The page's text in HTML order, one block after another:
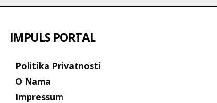
IMPULS PORTAL
Politika Privatnosti
O Nama
Impressum